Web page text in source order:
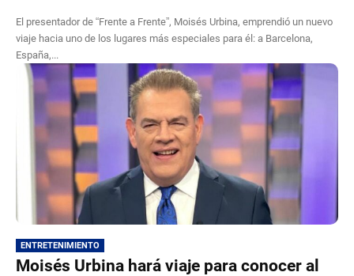
El presentador de “Frente a Frente”, Moisés Urbina, emprendió un nuevo
viaje hacia uno de los lugares más especiales para él: a Barcelona,
España,...
ENTRETENIMIENTO
Moisés Urbina hará viaje para conocer al